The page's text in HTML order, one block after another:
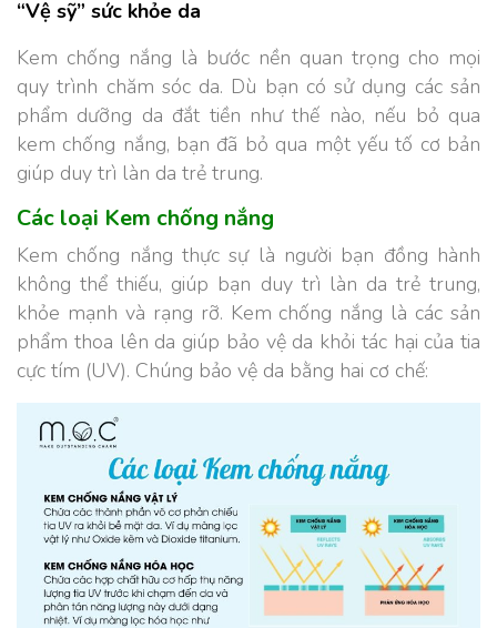
“Vệ sỹ” sức khỏe da
Kem chống nắng là bước nền quan trọng cho mọi
quy trình chăm sóc da. Dù bạn có sử dụng các sản
phẩm dưỡng da đắt tiền như thế nào, nếu bỏ qua
kem chống nắng, bạn đã bỏ qua một yếu tố cơ bản
giúp duy trì làn da trẻ trung.
Các loại Kem chống nắng
Kem chống nắng thực sự là người bạn đồng hành
không thể thiếu, giúp bạn duy trì làn da trẻ trung,
khỏe mạnh và rạng rỡ. Kem chống nắng là các sản
phẩm thoa lên da giúp bảo vệ da khỏi tác hại của tia
cực tím (UV). Chúng bảo vệ da bằng hai cơ chế: